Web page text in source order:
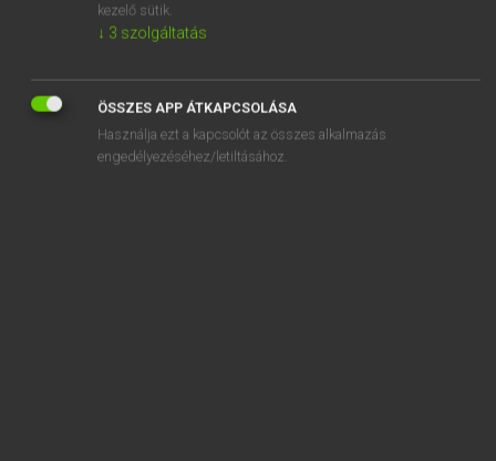
SZOTAR.NET APPLIKÁCIÓ
ONLINE NYELVVIZSGA
kezelő sütik.
↓ 3 szolgáltatás
ÖSSZES APP ÁTKAPCSOLÁSA
Használja ezt a kapcsolót az összes alkalmazás
engedélyezéséhez/letiltásához.